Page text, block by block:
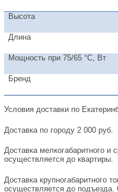
Высота
Длина
Мощность при 75/65 °С, Вт
Бренд
Условия доставки по
Доставка по городу 2 000 руб.
Доставка мелкогабаритного и
осуществляется до квартиры.
Доставка крупногабаритного
осуществляется до